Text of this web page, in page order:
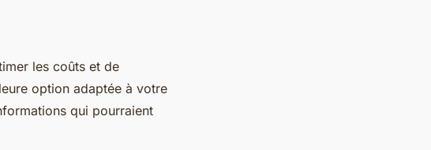
les coûts et de
option adaptée à votre
qui pourraient